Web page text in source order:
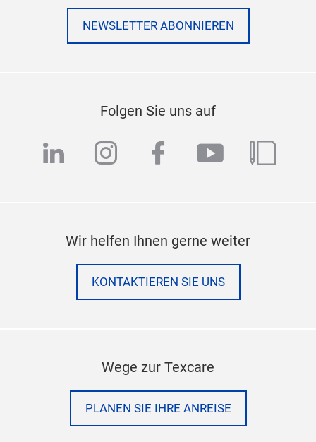
NEWSLETTER ABONNIEREN
Folgen Sie uns auf
linkedininstagram
facebook
youtube
blog
Wir helfen Ihnen gerne weiter
KONTAKTIEREN SIE UNS
Wege zur Texcare
PLANEN SIE IHRE ANREISE